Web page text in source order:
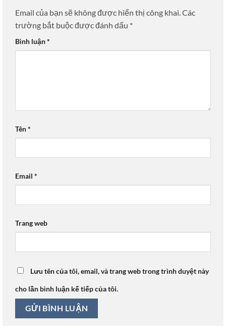
Email của bạn sẽ không được hiển thị công khai.Các
trường bắt buộc được đánh dấu *
Bình luận*
Tên*
Email *
Trang web
Lưu tên của tôi, email, và trang web trong trình duyệt này
cho lần bình luận kế tiếp của tôi.